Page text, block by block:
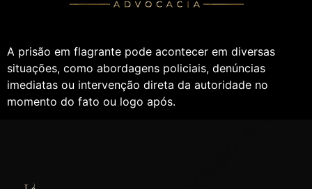
A prisão em flagrante pode acontecer em diversas
situações, como abordagens policiais, denúncias
imediatas ou intervenção direta da autoridade no
momento do fato ou logo após.